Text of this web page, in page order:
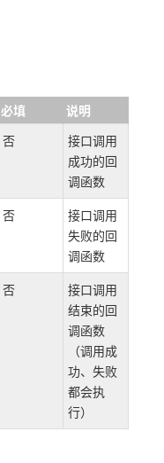
必填
说明
否
接口调用
成功的回
调函数
否
接口调用
失败的回
调函数
否
接口调用
结束的回
调函数
（调用成
功、失败
都会执
行）